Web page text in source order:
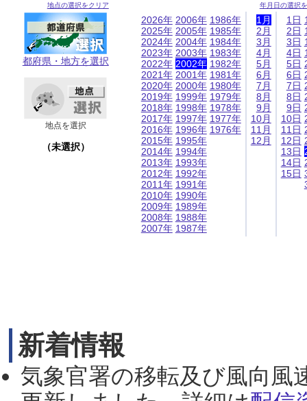
地点の選択をクリア
都府県・地方を選択
地点を選択
（未選択）
年月日の選択
2026年
2025年
2024年
2023年
2022年
2021年
2020年
2019年
2018年
2017年
2016年
2015年
2014年
2013年
2012年
2011年
2010年
2009年
2008年
2007年
2006年
2005年
2004年
2003年
2002年
2001年
2000年
1999年
1998年
1997年
1996年
1995年
1994年
1993年
1992年
1991年
1990年
1989年
1988年
1987年
1986年
1985年
1984年
1983年
1982年
1981年
1980年
1979年
1978年
1977年
1976年
1月
2月
3月
4月
5月
6月
7月
8月
9月
10月
11月
12月
1日
2日
3日
4日
5日
6日
7日
8日
9日
10日
11日
12日
13日
14日
15日
新着情報
気象官署の移転及び風向風